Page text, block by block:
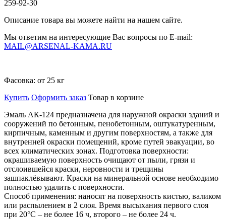
259-92-30
Описание товара вы можете найти на нашем сайте.
Мы ответим на интересующие Вас вопросы по E-mail:
MAIL@ARSENAL-KAMA.RU
Фасовка: от 25 кг
Купить Оформить заказ Товар в корзине
Эмаль АК-124 предназначена для наружной окраски зданий и
сооружений по бетонным, пенобетонным, оштукатуренным,
кирпичным, каменным и другим поверхностям, а также для
внутренней окраски помещений, кроме путей эвакуации, во
всех климатических зонах. Подготовка поверхности:
окрашиваемую поверхность очищают от пыли, грязи и
отслоившейся краски, неровности и трещины
зашпаклёвывают. Краски на минеральной основе необходимо
полностью удалить с поверхности.
Способ применения: наносят на поверхность кистью, валиком
или распылением в 2 слоя. Время высыхания первого слоя
при 20°С – не более 16 ч, второго – не более 24 ч.